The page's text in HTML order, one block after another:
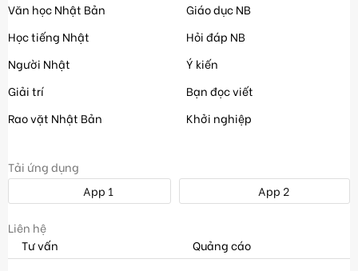
Văn học Nhật Bản
Học tiếng Nhật
Người Nhật
Giải trí
Rao vặt Nhật Bản
Giáo dục NB
Hỏi đáp NB
Ý kiến
Bạn đọc viết
Khởi nghiệp
Tải ứng dụng
App 1
App 2
Liên hệ
Tư vấn
Quảng cáo